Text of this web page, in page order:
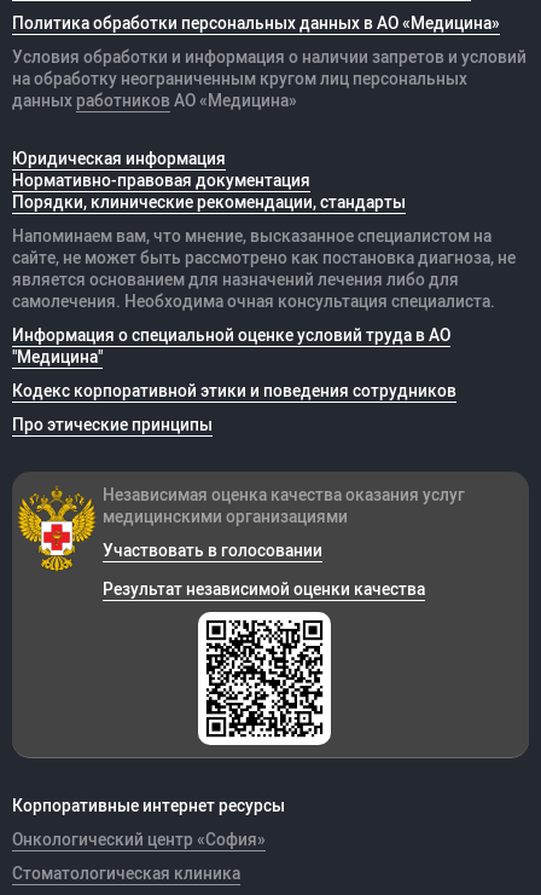
Политика обработки персональных данных в АО «Медицина»
Условия обработки и информация о наличии запретов и условий
на обработку неограниченным кругом лиц персональных
данных работников АО «Медицина»
Юридическая информация
Нормативно-правовая документация
Порядки, клинические рекомендации, стандарты
Напоминаем вам, что мнение, высказанное специалистом на
сайте, не может быть рассмотрено как постановка диагноза, не
является основанием для назначений лечения либо для
самолечения. Необходима очная консультация специалиста.
Информация о специальной оценке условий труда в АО
"Медицина"
Кодекс корпоративной этики и поведения сотрудников
Про этические принципы
Корпоративные интернет ресурсы
Онкологический центр «София»
Стоматологическая клиника
Независимая оценка качества оказания услуг
медицинскими организациями
Участвовать в голосовании
Результат независимой оценки качества